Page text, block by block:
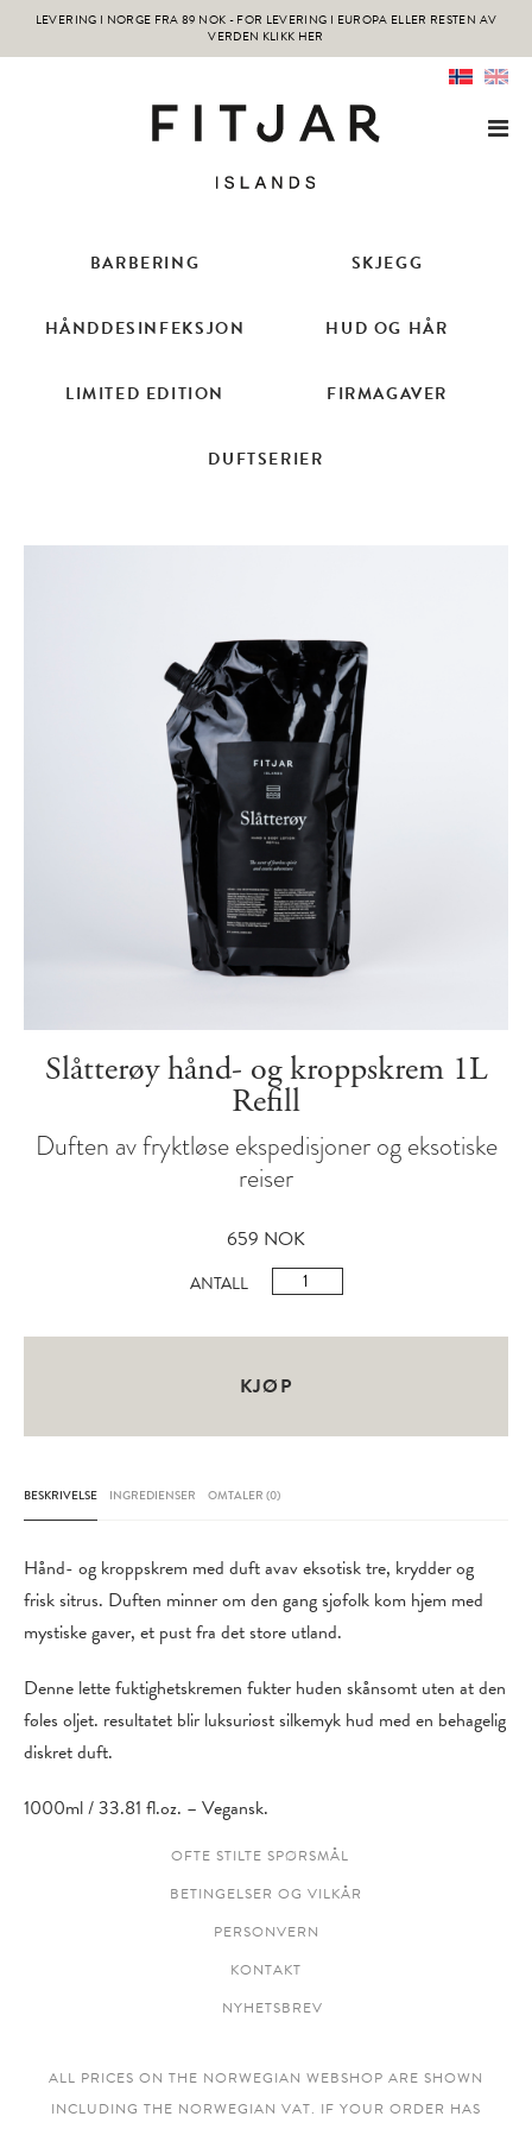
LEVERING I NORGE FRA 89 NOK - FOR LEVERING I EUROPA ELLER RESTEN AV
VERDEN KLIKK HER
BARBERING SKJEGG
HÅNDDESINFEKSJON HUD OG HÅR
LIMITED EDITION FIRMAGAVER
DUFTSERIER
Slåtterøy hånd- og kroppskrem 1L
Refill
Duften av fryktløse ekspedisjoner og eksotiske
reiser
659 NOK
ANTALL
Slåtterøy
&
Body
Refill
antall
KJØP
BESKRIVELSE INGREDIENSER OMTALER (0)
Hånd- og kroppskrem med duft avav eksotisk tre, krydder og
frisk sitrus. Duften minner om den gang sjøfolk kom hjem med
mystiske gaver, et pust fra det store utland.
Denne lette fuktighetskremen fukter huden skånsomt uten at den
føles oljet. resultatet blir luksuriøst silkemyk hud med en behagelig
diskret duft.
1000ml / 33.81 fl.oz. – Vegansk.
OFTE STILTE SPØRSMÅL
BETINGELSER OG VILKÅR
PERSONVERN
KONTAKT
NYHETSBREV
ALL PRICES ON THE NORWEGIAN WEBSHOP ARE SHOWN
INCLUDING THE NORWEGIAN VAT. IF YOUR ORDER HAS